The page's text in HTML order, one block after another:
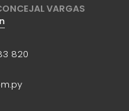
VARGAS
820